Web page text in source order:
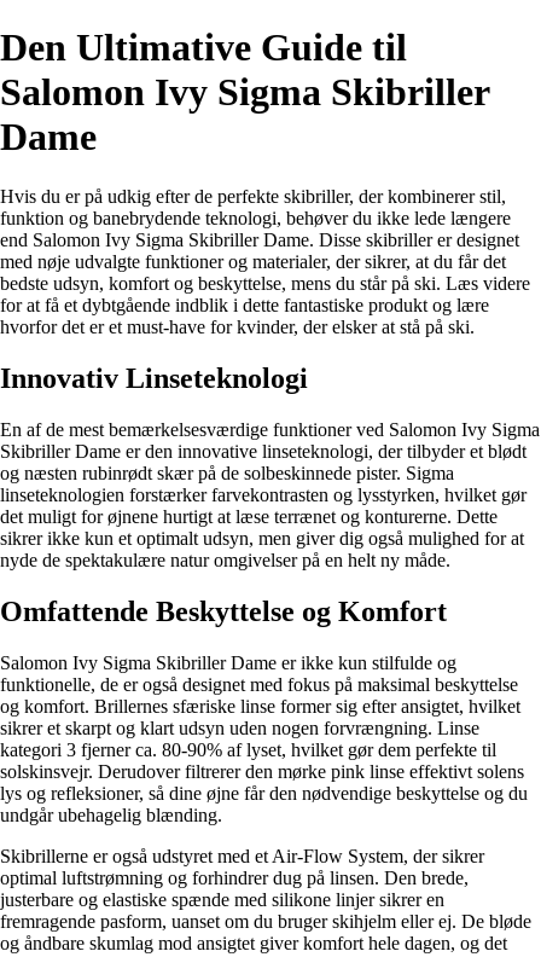
Den Ultimative Guide til
Salomon Ivy Sigma Skibriller
Dame
Hvis du er på udkig efter de perfekte skibriller, der kombinerer stil,
funktion og banebrydende teknologi, behøver du ikke lede længere
end Salomon Ivy Sigma Skibriller Dame. Disse skibriller er designet
med nøje udvalgte funktioner og materialer, der sikrer, at du får det
bedste udsyn, komfort og beskyttelse, mens du står på ski. Læs videre
for at få et dybtgående indblik i dette fantastiske produkt og lære
hvorfor det er et must-have for kvinder, der elsker at stå på ski.
Innovativ Linseteknologi
En af de mest bemærkelsesværdige funktioner ved Salomon Ivy Sigma
Skibriller Dame er den innovative linseteknologi, der tilbyder et blødt
og næsten rubinrødt skær på de solbeskinnede pister. Sigma
linseteknologien forstærker farvekontrasten og lysstyrken, hvilket gør
det muligt for øjnene hurtigt at læse terrænet og konturerne. Dette
sikrer ikke kun et optimalt udsyn, men giver dig også mulighed for at
nyde de spektakulære natur omgivelser på en helt ny måde.
Omfattende Beskyttelse og Komfort
Salomon Ivy Sigma Skibriller Dame er ikke kun stilfulde og
funktionelle, de er også designet med fokus på maksimal beskyttelse
og komfort. Brillernes sfæriske linse former sig efter ansigtet, hvilket
sikrer et skarpt og klart udsyn uden nogen forvrængning. Linse
kategori 3 fjerner ca. 80-90% af lyset, hvilket gør dem perfekte til
solskinsvejr. Derudover filtrerer den mørke pink linse effektivt solens
lys og refleksioner, så dine øjne får den nødvendige beskyttelse og du
undgår ubehagelig blænding.
Skibrillerne er også udstyret med et Air-Flow System, der sikrer
optimal luftstrømning og forhindrer dug på linsen. Den brede,
justerbare og elastiske spænde med silikone linjer sikrer en
fremragende pasform, uanset om du bruger skihjelm eller ej. De bløde
og åndbare skumlag mod ansigtet giver komfort hele dagen, og det